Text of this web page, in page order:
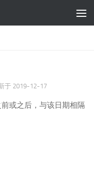
于 2019-12-17
前或之后，与该日期相隔